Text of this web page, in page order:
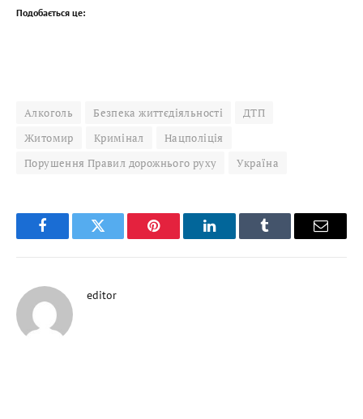
Подобається це:
Алкоголь Безпека життєдіяльності
ДТП
Житомир
Кримінал
Нацполіція
Порушення Правил дорожнього руху
Україна
FacebookTwitter Pinterest LinkedInTumblr Email
editor